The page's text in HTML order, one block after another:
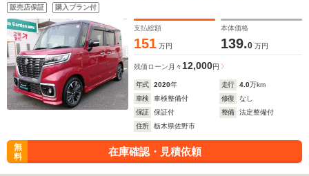
販売店保証 購入プラン付
支払総額
151 万円
本体価格
139.0 万円
残価ローン 月々 12,000円
年式 2020年 走行 4.0万km
車検
車検整備付 修復
なし
保証
保証付 整備
法定整備付
住所
栃木県佐野市
無
料
在庫確認・見積依頼